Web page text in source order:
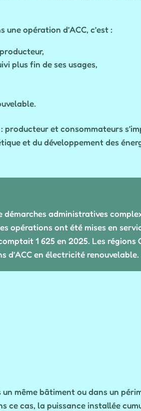
opération d’ACC, c’est :
plus fin de ses usages,
producteur et consommateurs
et du développement des
administratives
opérations ont été mises en
1 625 en 2025. Les régions
d’ACC en électricité renouvelable.
même bâtiment ou dans un
ce cas, la puissance installée